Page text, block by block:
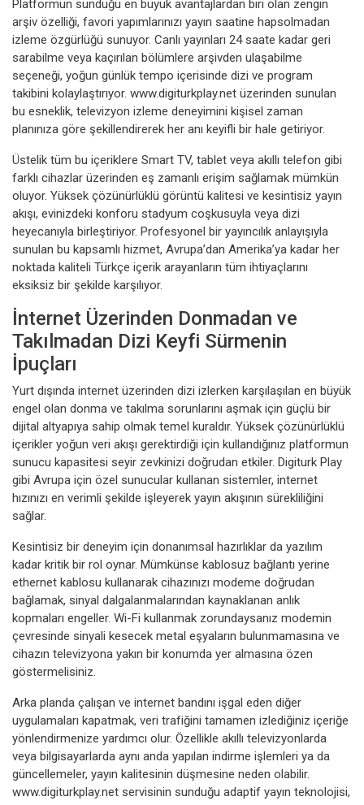
Platformun sunduğu en büyük avantajlardan biri olan zengin
arşiv özelliği, favori yapımlarınızı yayın saatine hapsolmadan
izleme özgürlüğü sunuyor. Canlı yayınları 24 saate kadar geri
sarabilme veya kaçırılan bölümlere arşivden ulaşabilme
seçeneği, yoğun günlük tempo içerisinde dizi ve program
takibini kolaylaştırıyor. www.digiturkplay.net üzerinden sunulan
bu esneklik, televizyon izleme deneyimini kişisel zaman
planınıza göre şekillendirerek her anı keyifli bir hale getiriyor.
Üstelik tüm bu içeriklere Smart TV, tablet veya akıllı telefon gibi
farklı cihazlar üzerinden eş zamanlı erişim sağlamak mümkün
oluyor. Yüksek çözünürlüklü görüntü kalitesi ve kesintisiz yayın
akışı, evinizdeki konforu stadyum coşkusuyla veya dizi
heyecanıyla birleştiriyor. Profesyonel bir yayıncılık anlayışıyla
sunulan bu kapsamlı hizmet, Avrupa’dan Amerika’ya kadar her
noktada kaliteli Türkçe içerik arayanların tüm ihtiyaçlarını
eksiksiz bir şekilde karşılıyor.
İnternet Üzerinden Donmadan ve
Takılmadan Dizi Keyfi Sürmenin
İpuçları
Yurt dışında internet üzerinden dizi izlerken karşılaşılan en büyük
engel olan donma ve takılma sorunlarını aşmak için güçlü bir
dijital altyapıya sahip olmak temel kuraldır. Yüksek çözünürlüklü
içerikler yoğun veri akışı gerektirdiği için kullandığınız platformun
sunucu kapasitesi seyir zevkinizi doğrudan etkiler. Digiturk Play
gibi Avrupa için özel sunucular kullanan sistemler, internet
hızınızı en verimli şekilde işleyerek yayın akışının sürekliliğini
sağlar.
Kesintisiz bir deneyim için donanımsal hazırlıklar da yazılım
kadar kritik bir rol oynar. Mümkünse kablosuz bağlantı yerine
ethernet kablosu kullanarak cihazınızı modeme doğrudan
bağlamak, sinyal dalgalanmalarından kaynaklanan anlık
kopmaları engeller. Wi-Fi kullanmak zorundaysanız modemin
çevresinde sinyali kesecek metal eşyaların bulunmamasına ve
cihazın televizyona yakın bir konumda yer almasına özen
göstermelisiniz.
Arka planda çalışan ve internet bandını işgal eden diğer
uygulamaları kapatmak, veri trafiğini tamamen izlediğiniz içeriğe
yönlendirmenize yardımcı olur. Özellikle akıllı televizyonlarda
veya bilgisayarlarda aynı anda yapılan indirme işlemleri ya da
güncellemeler, yayın kalitesinin düşmesine neden olabilir.
www.digiturkplay.net servisinin sunduğu adaptif yayın teknolojisi,